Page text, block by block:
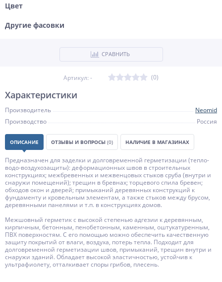
СРАВНИТЬ
Артикул: - (0)
Цвет
Другие фасовки
Характеристики
Производитель
Neomid
Производство
Россия
ОПИСАНИЕ ОТЗЫВЫ И ВОПРОСЫ (0) НАЛИЧИЕ В МАГАЗИНАХ
Предназначен для заделки и долговременной герметизации (тепло-
водо-воздухозащиты): деформационных швов в строительных
конструкциях; межбревенных и межвенцовых стыков сруба (внутри и
снаружи помещений); трещин в бревнах; торцевого спила бревен;
обходов окон и дверей; примыканий деревянных конструкций к
фундаменту и кровельным элементам, а также стыков между брусом,
деревянными панелями и т.п. в конструкциях домов.
Межшовный герметик с высокой степенью адгезии к деревянным,
кирпичным, бетонным, пенобетонным, каменным, оштукатуренным,
ПВХ поверхностям. С его помощью можно обеспечить качественную
защиту покрытий от влаги, воздуха, потерь тепла. Подходит для
долговременной герметизации швов, примыканий, трещин внутри и
снаружи зданий. Обладает высокой эластичностью, устойчив к
ультрафиолету, отталкивает споры грибов, плесень.